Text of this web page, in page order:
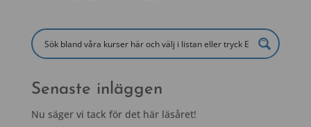
Senaste inläggen
Nu säger vi tack för det här läsåret!